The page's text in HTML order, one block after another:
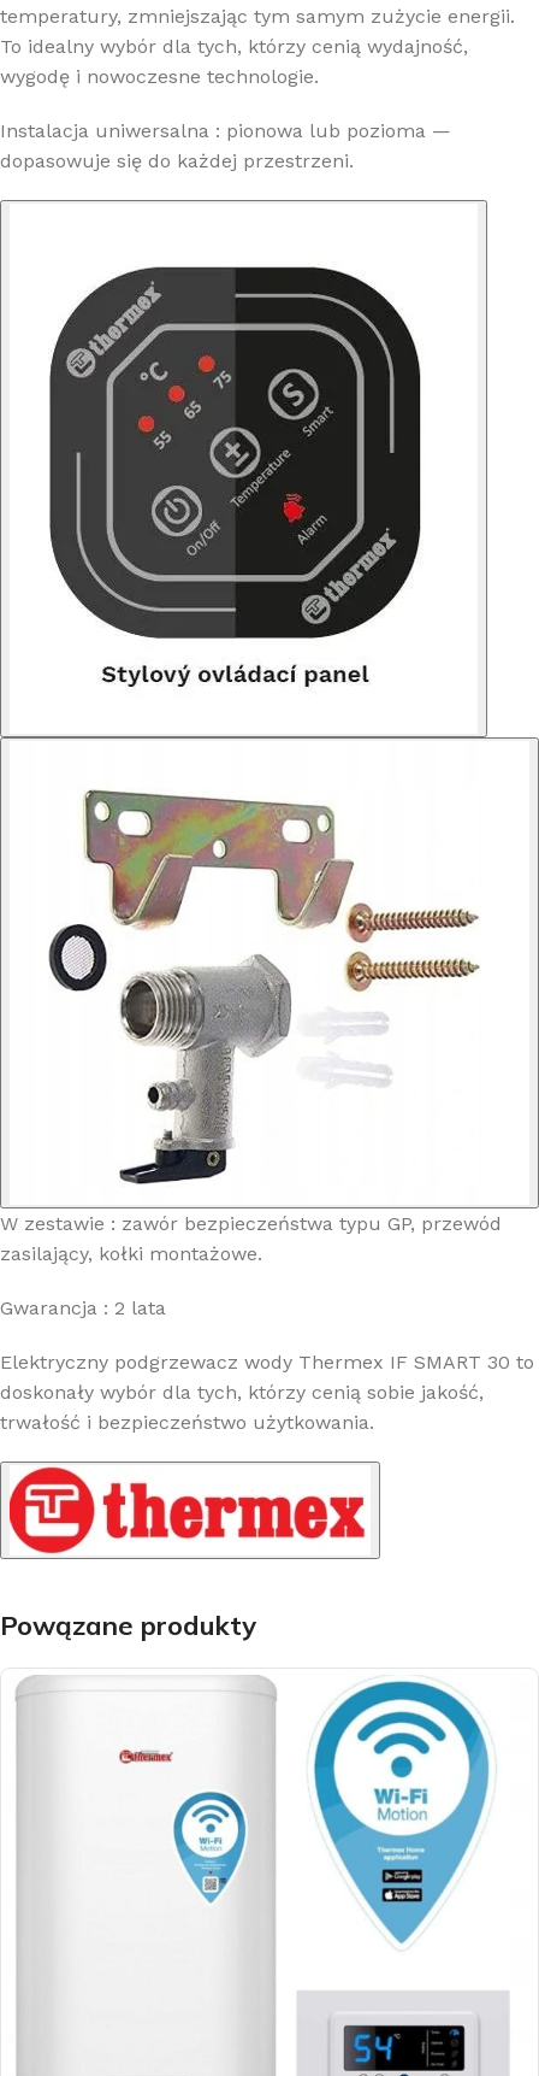
temperatury, zmniejszając tym samym zużycie energii.
To idealny wybór dla tych, którzy cenią wydajność,
wygodę i nowoczesne technologie.
Instalacja uniwersalna : pionowa lub pozioma —
dopasowuje się do każdej przestrzeni.
W zestawie : zawór bezpieczeństwa typu GP, przewód
zasilający, kołki montażowe.
Gwarancja : 2 lata
Elektryczny podgrzewacz wody Thermex IF SMART 30 to
doskonały wybór dla tych, którzy cenią sobie jakość,
trwałość i bezpieczeństwo użytkowania.
Powązane produkty